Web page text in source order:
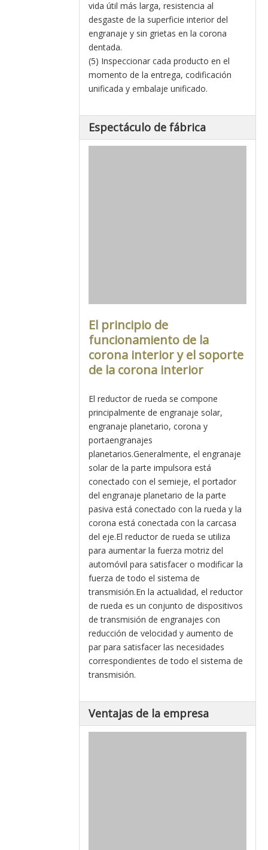
vida útil más larga, resistencia al
desgaste de la superficie interior del
engranaje y sin grietas en la corona
dentada.
(5) Inspeccionar cada producto en el
momento de la entrega, codificación
unificada y embalaje unificado.
Espectáculo de fábrica
El principio de
funcionamiento de la
corona interior y el soporte
de la corona interior
El reductor de rueda se compone
principalmente de engranaje solar,
engranaje planetario, corona y
portaengranajes
planetarios.Generalmente, el engranaje
solar de la parte impulsora está
conectado con el semieje, el portador
del engranaje planetario de la parte
pasiva está conectado con la rueda y la
corona está conectada con la carcasa
del eje.El reductor de rueda se utiliza
para aumentar la fuerza motriz del
automóvil para satisfacer o modificar la
fuerza de todo el sistema de
transmisión.En la actualidad, el reductor
de rueda es un conjunto de dispositivos
de transmisión de engranajes con
reducción de velocidad y aumento de
par para satisfacer las necesidades
correspondientes de todo el sistema de
transmisión.
Ventajas de la empresa